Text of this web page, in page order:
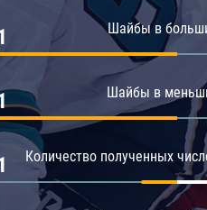
Амур
Барыс
Салават Юлаев
Шайбы в
Шайбы в
Количество полученных